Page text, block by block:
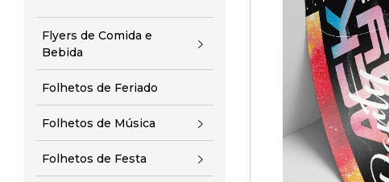
Flyers de Comida e
Bebida
Folhetos de Feriado
Folhetos de Música
Folhetos de Festa